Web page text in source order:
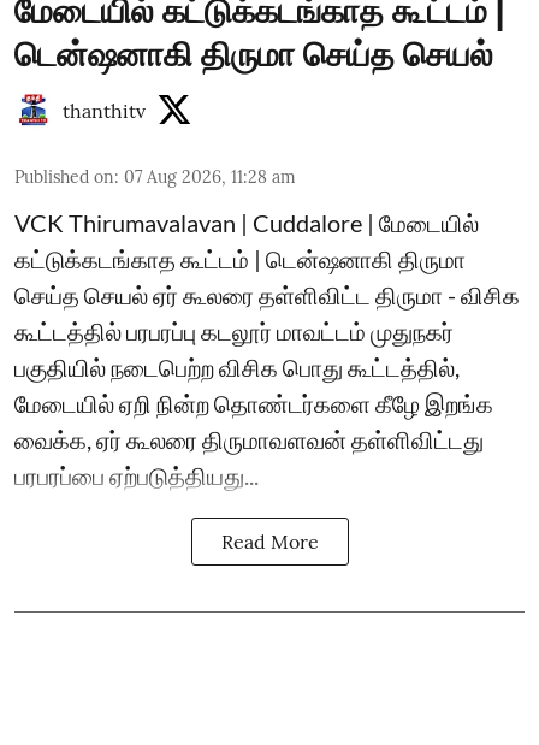
மேடையில் கட்டுக்கடங்காத கூட்டம் |
டென்ஷனாகி திருமா செய்த செயல்
thanthitv
Published on: 07 Aug 2026, 11:28 am
VCK Thirumavalavan | Cuddalore | மேடையில்
கட்டுக்கடங்காத கூட்டம் | டென்ஷனாகி திருமா
செய்த செயல் ஏர் கூலரை தள்ளிவிட்ட திருமா - விசிக
கூட்டத்தில் பரபரப்பு கடலூர் மாவட்டம் முதுநகர்
பகுதியில் நடைபெற்ற விசிக பொது கூட்டத்தில்,
மேடையில் ஏறி நின்ற தொண்டர்களை கீழே இறங்க
வைக்க, ஏர் கூலரை திருமாவளவன் தள்ளிவிட்டது
பரபரப்பை ஏற்படுத்தியது...
Read More